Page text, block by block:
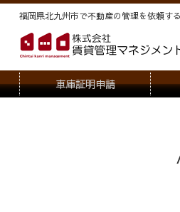
福岡県北九州市で不動産の管理を依頼す
車庫証明申請